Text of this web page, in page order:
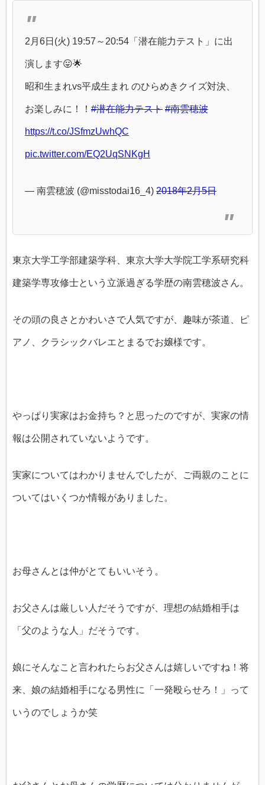
2月6日(火) 19:57～20:54「潜在能力テスト」に出
演します😛🌟
昭和生まれvs平成生まれ のひらめきクイズ対決、
お楽しみに！！ #潜在能力テスト #南雲穂波
https://t.co/JSfmzUwhQC
pic.twitter.com/EQ2UqSNKgH
— 南雲穂波 (@misstodai16_4) 2018年2月5日
東京大学工学部建築学科、東京大学大学院工学系研究科
建築学専攻修士という立派過ぎる学歴の南雲穂波さん。
その頭の良さとかわいさで人気ですが、趣味が茶道、ピ
アノ、クラシックバレエとまるでお嬢様です。
やっぱり実家はお金持ち？と思ったのですが、実家の情
報は公開されていないようです。
実家についてはわかりませんでしたが、ご両親のことに
ついてはいくつか情報がありました。
お母さんとは仲がとてもいいそう。
お父さんは厳しい人だそうですが、理想の結婚相手は
「父のような人」だそうです。
娘にそんなこと言われたらお父さんは嬉しいですね！将
来、娘の結婚相手になる男性に「一発殴らせろ！」って
いうのでしょうか笑